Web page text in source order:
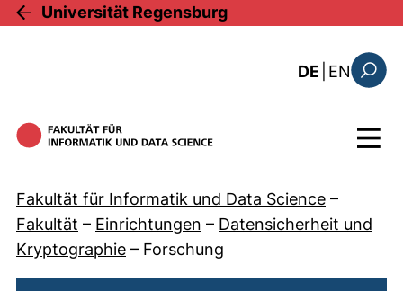
Direkt zum Inhalt
Universität Regensburg
DE EN: this
Menü
Fakultät für Informatik und Data Science –
Fakultät – Einrichtungen – Datensicherheit und
Kryptographie – Forschung